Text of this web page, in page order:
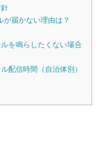
が届かない理由は？
を鳴らしたくない場合
配信時間（自治体別）